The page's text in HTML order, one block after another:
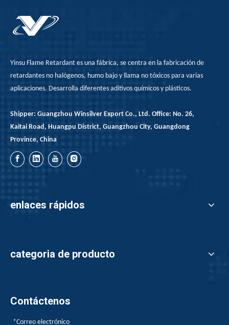
Yinsu Flame Retardant es una fábrica, se centra en la fabricación de
retardantes no halógenos, humo bajo y llama no tóxicos para varias
aplicaciones. Desarrolla diferentes aditivos químicos y plásticos.
Shipper: Guangzhou Winsilver Export Co., Ltd. Office: No. 26,
Kaitai Road, Huangpu District, Guangzhou City, Guangdong
Province, China
enlaces rápidos
categoria de producto
Contáctenos